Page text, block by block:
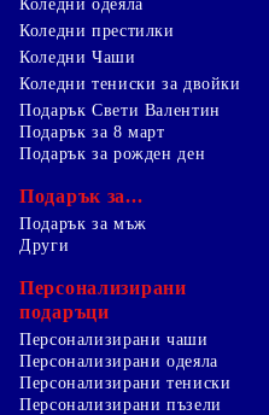
Коледни одеяла
Коледни престилки
Коледни Чаши
Коледни тениски за двойки
Подарък Свети Валентин
Подарък за 8 март
Подарък за рожден ден
Подарък за...
Подарък за мъж
Други
Персонализирани
подаръци
Персонализирани чаши
Персонализирани одеяла
Персонализирани тениски
Персонализирани пъзели